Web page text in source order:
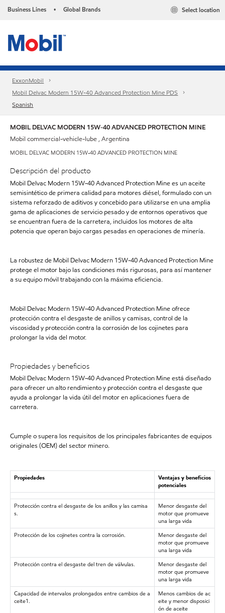
Business Lines • Global Brands Select location
ExxonMobil
Mobil Delvac Modern 15W-40 Advanced Protection Mine PDS
Spanish
MOBIL DELVAC MODERN 15W-40 ADVANCED PROTECTION MINE
Mobil commercial-vehicle-lube , Argentina
MOBIL DELVAC MODERN 15W-40 ADVANCED PROTECTION MINE
Descripción del producto
Mobil Delvac Modern 15W-40 Advanced Protection Mine es un aceite
semisintético de primera calidad para motores diésel, formulado con un
sistema reforzado de aditivos y concebido para utilizarse en una amplia
gama de aplicaciones de servicio pesado y de entornos operativos que
se encuentran fuera de la carretera, incluidos los motores de alta
potencia que operan bajo cargas pesadas en operaciones de minería.
La robustez de Mobil Delvac Modern 15W-40 Advanced Protection Mine
protege el motor bajo las condiciones más rigurosas, para así mantener
a su equipo móvil trabajando con la máxima eficiencia.
Mobil Delvac Modern 15W-40 Advanced Protection Mine ofrece
protección contra el desgaste de anillos y camisas, control de la
viscosidad y protección contra la corrosión de los cojinetes para
prolongar la vida del motor.
Propiedades y beneficios
Mobil Delvac Modern 15W-40 Advanced Protection Mine está diseñado
para ofrecer un alto rendimiento y protección contra el desgaste que
ayuda a prolongar la vida útil del motor en aplicaciones fuera de
carretera.
Cumple o supera los requisitos de los principales fabricantes de equipos
originales (OEM) del sector minero.
Propiedades
Ventajas y beneficios
potenciales
Protección contra el desgaste de los anillos y las camisa
s.
Menor desgaste del
motor que promueve
una larga vida
Protección de los cojinetes contra la corrosión.
Menor desgaste del
motor que promueve
una larga vida
Protección contra el desgaste del tren de válvulas.
Menor desgaste del
motor que promueve
una larga vida
Capacidad de intervalos prolongados entre cambios de a
ceite1.
Menos cambios de ac
eite y menor disposici
ón de aceite